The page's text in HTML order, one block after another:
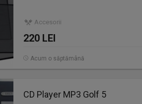
Accesorii
220 LEI
Acum o săptămână
CD Player MP3 Golf 5